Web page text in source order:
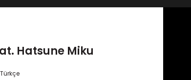
Hatsune Miku
Türkçe